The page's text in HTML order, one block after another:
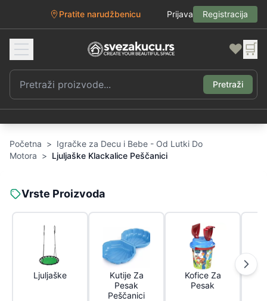
Pratite narudžbenicu Prijava Registracija
❤️ 🛒
Pretraži
Početna > Igračke za Decu i Bebe - Od Lutki Do
Motora > Ljuljaške Klackalice Peščanici
Vrste Proizvoda
Ljuljaške
Kutije Za
Pesak
Peščanici
Kofice Za
Pesak